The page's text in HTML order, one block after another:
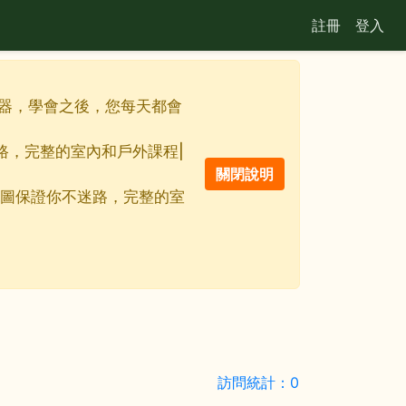
註冊 登入
，學會之後，您每天都會
完整的室內和戶外課程|
保證你不迷路，完整的室
訪問統計：0